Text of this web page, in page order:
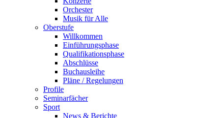
Orchester
Musik für Alle
Oberstufe
Willkommen
Einführungsphase
Qualifikationsphase
Abschlüsse
Buchausleihe
Pläne / Regelungen
Profile
Seminarfächer
Sport
News & Berichte